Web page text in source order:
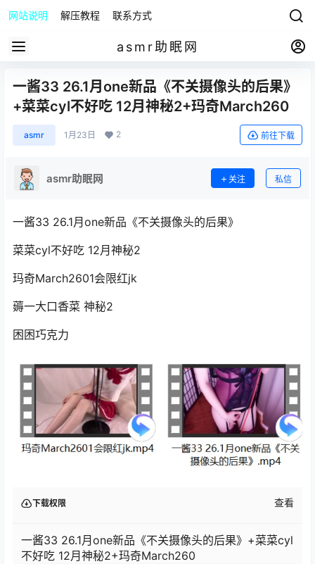
网站说明 解压教程 联系方式
asmr助眠网
一酱33 26.1月one新品《不关摄像头的后果》
+菜菜cyl不好吃 12月神秘2+玛奇March260
asmr 1月23日 2 前往下载
asmr助眠网 关注 私信
一酱33 26.1月one新品《不关摄像头的后果》
菜菜cyl不好吃 12月神秘2
玛奇March2601会限红jk
薅一大口香菜 神秘2
困困巧克力
下载权限 查看
一酱33 26.1月one新品《不关摄像头的后果》+菜菜cyl
不好吃 12月神秘2+玛奇March260